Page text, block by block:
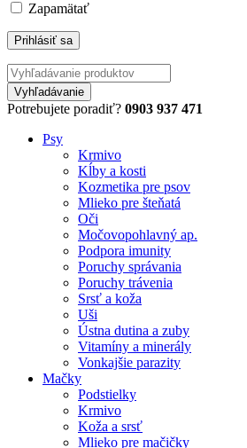
Zapamätať
Potrebujete poradiť? 0903 937 471
Psy
Krmivo
Kĺby a kosti
Kozmetika pre psov
Mlieko pre šteňatá
Oči
Močovopohlavný ap.
Podpora imunity
Poruchy správania
Poruchy trávenia
Srsť a koža
Uši
Ústna dutina a zuby
Vitamíny a minerály
Vonkajšie parazity
Mačky
Podstielky
Krmivo
Koža a srsť
Mlieko pre mačičky